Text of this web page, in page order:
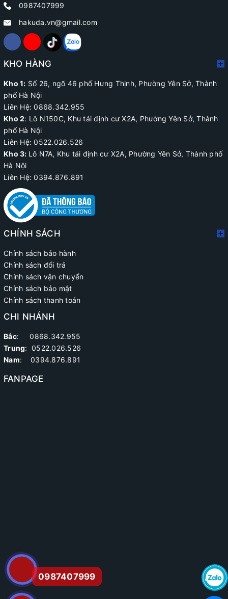
0987407999
hakuda.vn@gmail.com
KHO HÀNG
Kho 1: Số 26, ngõ 46 phố Hưng Thịnh, Phường Yên Sở, Thành
phố Hà Nội
Liên Hệ: 0868.342.955
Kho 2: Lô N150C, Khu tái định cư X2A, Phường Yên Sở, Thành
phố Hà Nội
Liên Hệ:0522.026.526
Kho 3: Lô N7A, Khu tái định cư X2A, Phường Yên Sở, Thành phố
Hà Nội
Liên Hệ: 0394.876.891
CHÍNH SÁCH
Chính sách bảo hành
Chính sách đổi trả
Chính sách vận chuyển
Chính sách bảo mật
Chính sách thanh toán
CHI NHÁNH
Bắc: 0868.342.955
Trung: 0522.026.526
Nam: 0394.876.891
FANPAGE
0987407999